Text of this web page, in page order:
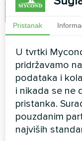
Servisna
Mycond
toplinskim
serije
Toplinske pumpe
Split serije
Pristanak
U tvrtki
pridržavamo
podataka i
i nikada se ne
pristanka.
pouzdanim
najviših